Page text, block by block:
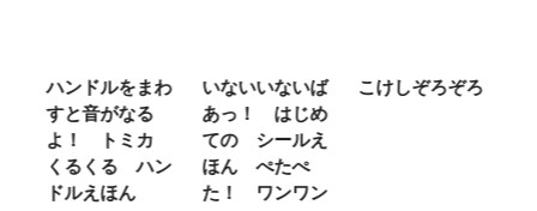
ハンドルをまわ
すと音がなる
よ！ トミカ
くるくる ハン
ドルえほん
いないいないば
あっ！ はじめ
ての シールえ
ほん ぺたぺ
た！ ワンワン
こけしぞろぞろ